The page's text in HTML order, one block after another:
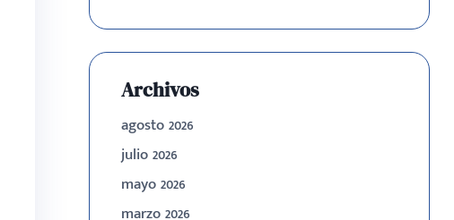
Archivos
agosto 2026
julio 2026
mayo 2026
marzo 2026